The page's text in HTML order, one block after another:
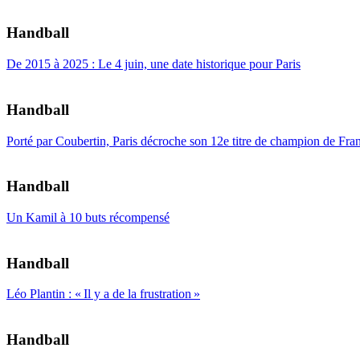
Handball
De 2015 à 2025 : Le 4 juin, une date historique pour Paris
Handball
Porté par Coubertin, Paris décroche son 12e titre de champion de
Handball
Un Kamil à 10 buts récompensé
Handball
Léo Plantin : « Il y a de la frustration »
Handball